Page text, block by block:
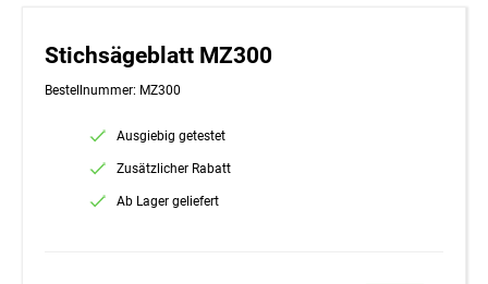
Stichsägeblatt MZ300
Bestellnummer: MZ300
Ausgiebig getestet
Zusätzlicher Rabatt
Ab Lager geliefert